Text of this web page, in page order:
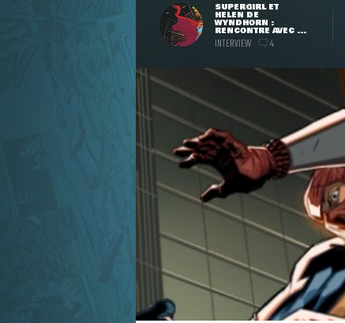
SUPERGIRL ET
HELEN DE
WYNDHORN :
RENCONTRE AVEC ...
INTERVIEW 4